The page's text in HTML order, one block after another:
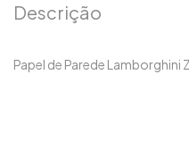
Descrição
Papel de Parede Lamborghini